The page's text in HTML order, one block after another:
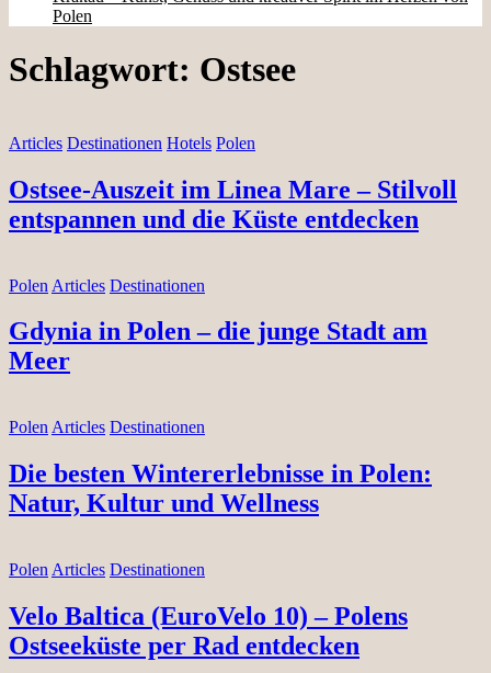
Polen
Schlagwort: Ostsee
Articles Destinationen Hotels Polen
Ostsee-Auszeit im Linea Mare – Stilvoll
entspannen und die Küste entdecken
Polen Articles Destinationen
Gdynia in Polen – die junge Stadt am
Meer
Polen Articles Destinationen
Die besten Wintererlebnisse in Polen:
Natur, Kultur und Wellness
Polen Articles Destinationen
Velo Baltica (EuroVelo 10) – Polens
Ostseeküste per Rad entdecken